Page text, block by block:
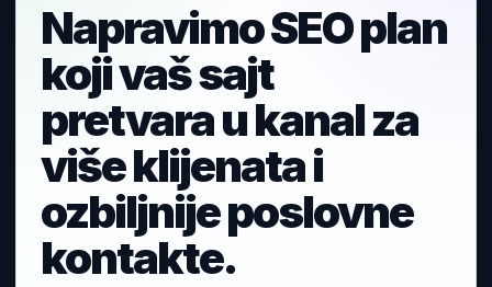
Napravimo SEO plan
koji vaš sajt
pretvara u kanal za
više klijenata i
ozbiljnije poslovne
kontakte.